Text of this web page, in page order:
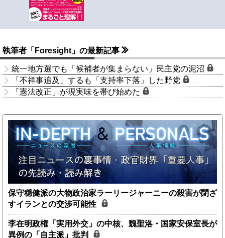
執筆者「Foresight」の最新記事
統一地方選でも「候補者が集まらない」民主党の泥沼
「不祥事追及」するも「支持率下落」した野党
「憲法改正」が現実味を帯び始めた
保守穏健派の大物政治家ラーリージャーニーの殺害が閉ざ
すイランとの交渉可能性
李在明政権「実用外交」の中核、魏聖洛・国家安保室長が
異例の「自主派」批判